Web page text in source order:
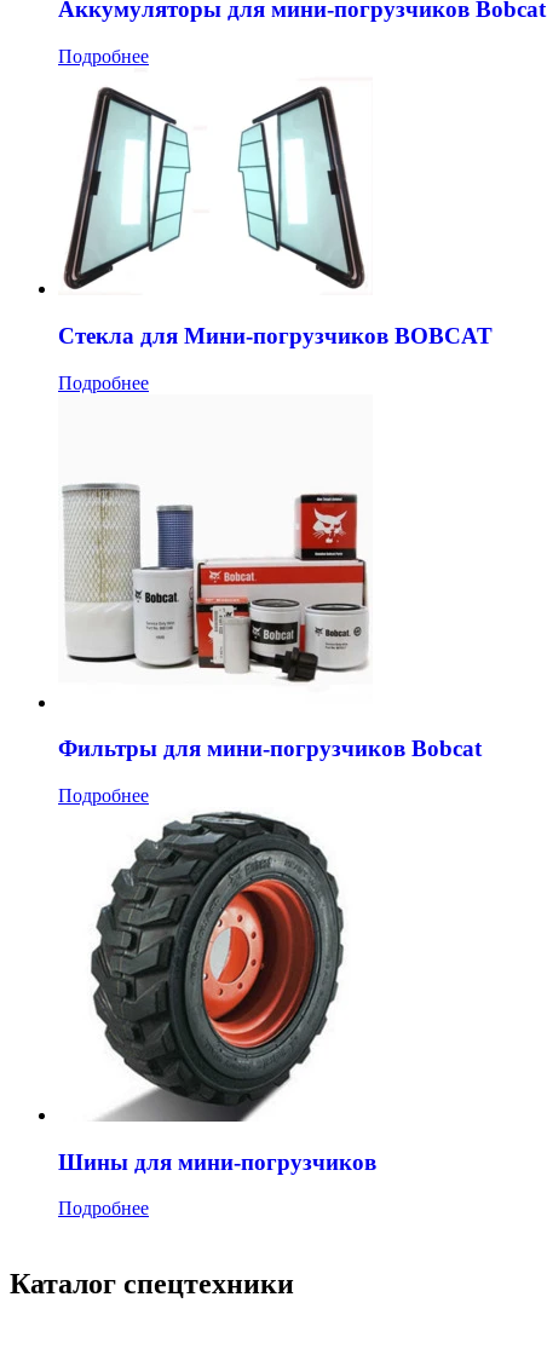
Аккумуляторы для мини-погрузчиков Bobcat
Подробнее
Стекла для Мини-погрузчиков BOBCAT
Подробнее
Фильтры для мини-погрузчиков Bobcat
Подробнее
Шины для мини-погрузчиков
Подробнее
Каталог спецтехники